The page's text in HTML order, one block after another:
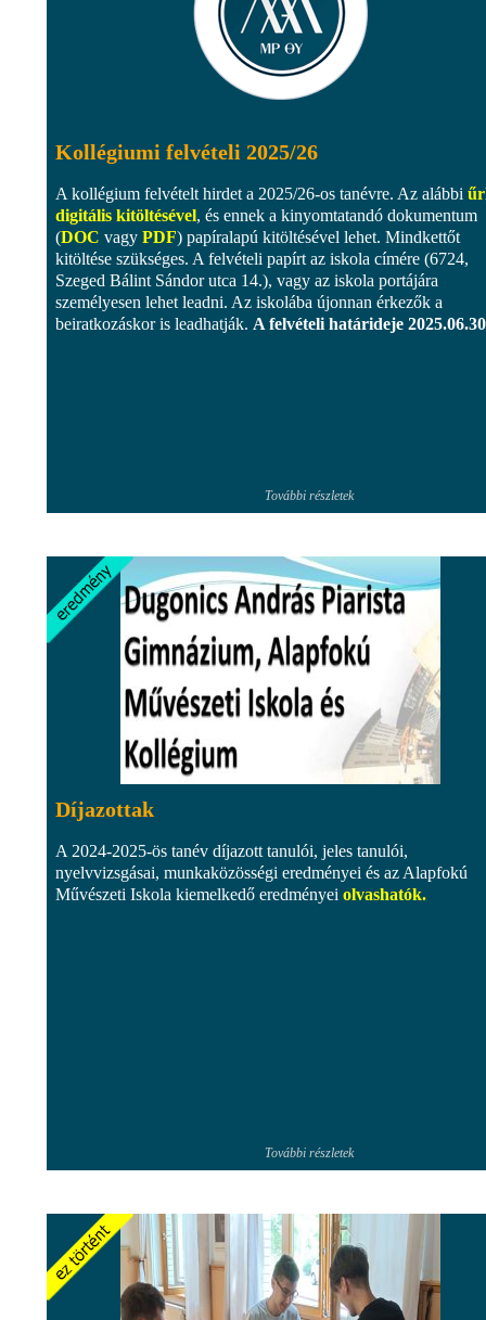
Kollégiumi felvételi 2025/26
A kollégium felvételt hirdet a 2025/26-os tanévre. Az alábbi
digitális kitöltésével, és ennek a kinyomtatandó dokumentum
(DOC vagy PDF) papíralapú kitöltésével lehet. Mindkettőt
kitöltése szükséges. A felvételi papírt az iskola címére (6724,
Szeged Bálint Sándor utca 14.), vagy az iskola portájára
személyesen lehet leadni. Az iskolába újonnan érkezők a
beiratkozáskor is leadhatják. A felvételi határideje
További részletek
Díjazottak
A 2024-2025-ös tanév díjazott tanulói, jeles tanulói,
nyelvvizsgásai, munkaközösségi eredményei és az Alapfokú
Művészeti Iskola kiemelkedő eredményei olvashatók.
További részletek